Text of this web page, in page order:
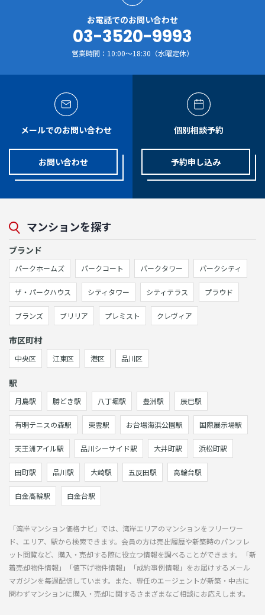
お電話でのお問い合わせ
03-3520-9993
営業時間：10:00～18:30（水曜定休）
メールでのお問い合わせ
お問い合わせ
個別相談予約
予約申し込み
マンションを探す
ブランド
パークホームズ パークコート パークタワー パークシティ
ザ・パークハウス シティタワー シティテラス プラウド
ブランズ ブリリア プレミスト クレヴィア
市区町村
中央区 江東区 港区 品川区
駅
月島駅 勝どき駅 八丁堀駅 豊洲駅 辰巳駅
有明テニスの森駅 東雲駅 お台場海浜公園駅 国際展示場駅
天王洲アイル駅 品川シーサイド駅 大井町駅 浜松町駅
田町駅 品川駅 大崎駅 五反田駅 高輪台駅
白金高輪駅 白金台駅
「湾岸マンション価格ナビ」では、湾岸エリアのマンションをフリーワー
ド、エリア、駅から検索できます。会員の方は売出履歴や新築時のパンフレ
ット閲覧など、購入・売却する際に役立つ情報を調べることができます。「新
着売却物件情報」「値下げ物件情報」「成約事例情報」をお届けするメール
マガジンを毎週配信しています。また、専任のエージェントが新築・中古に
問わずマンションに購入・売却に関するさまざまなご相談にお応えします。